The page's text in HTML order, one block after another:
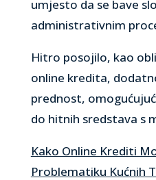
umjesto da se bave
administrativnim
Hitro posojilo, kao
online kredita,
prednost,
do hitnih sredstava s
Kako Online Krediti
Problematiku Kućnih